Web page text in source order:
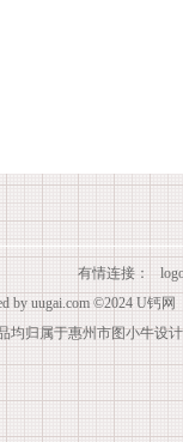
有情连接：
by uugai.com ©2024 U钙网
均归属于惠州市图小牛设